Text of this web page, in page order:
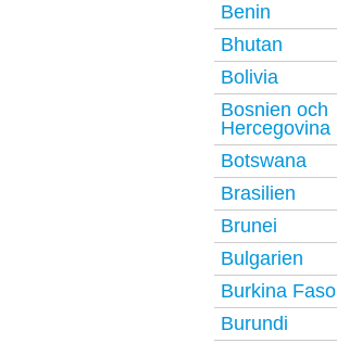
Benin
Bhutan
Bolivia
Bosnien och
Hercegovina
Botswana
Brasilien
Brunei
Bulgarien
Burkina Faso
Burundi